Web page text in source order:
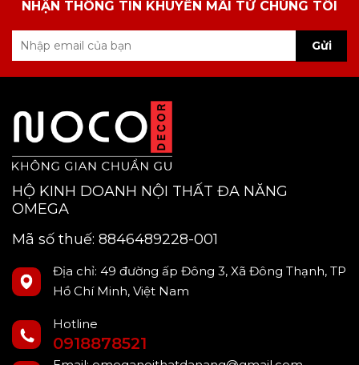
NHẬN THÔNG TIN KHUYẾN MÃI TỪ CHÚNG TÔI
Gửi
HỘ KINH DOANH NỘI THẤT ĐA NĂNG
OMEGA
Mã số thuế: 8846489228-001
Địa chỉ: 49 đường ấp Đông 3, Xã Đông Thạnh, TP
Hồ Chí Minh, Việt Nam
Hotline
0918878521